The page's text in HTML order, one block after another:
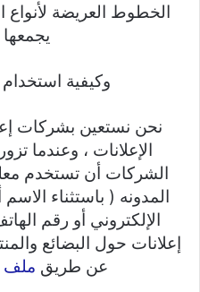
الخطوط العريضة
وكيفية
نحن نستعين بشركات
الإعلانات ، وعندما
الشركات أن تستخدم
المدونه ( باستثناء الاسم
الإلكتروني أو رقم
إعلانات حول البضائع
عن طريق ملف